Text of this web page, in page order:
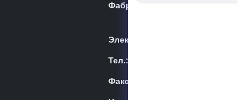
Фабрика:
Электронная почта:
Тел.:
Факс: